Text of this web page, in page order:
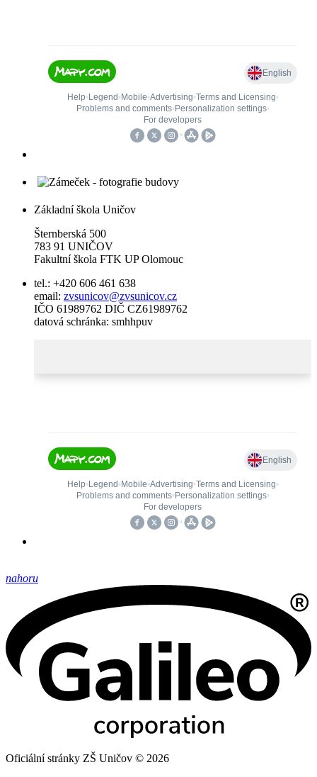
Základní škola Uničov
Šternberská 500
783 91 UNIČOV
Fakultní škola FTK UP Olomouc
tel.: +420 606 461 638
email: zvsunicov@zvsunicov.cz
IČO 61989762 DIČ CZ61989762
datová schránka: smhhpuv
nahoru
Oficiální stránky ZŠ Uničov © 2026